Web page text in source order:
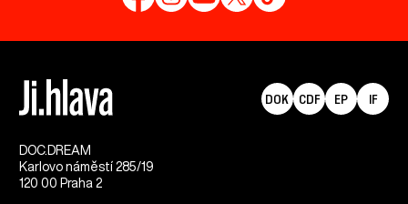
DOC.DREAM​
Karlovo náměstí 285/19
120 00 Praha 2
DOK CDF EP IF